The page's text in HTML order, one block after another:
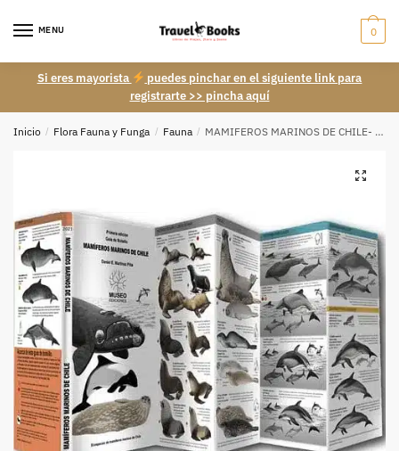
MENU 0
Si eres mayorista
puedes pinchar en el siguiente link para
registrarte >> pincha aquí
Inicio / Flora Fauna y Funga / Fauna / MAMIFEROS MARINOS DE CHILE- DESPLEGABLES- MUSEO ED.